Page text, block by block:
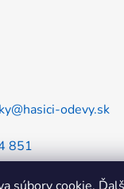
@hasici-odevy.sk
851
674